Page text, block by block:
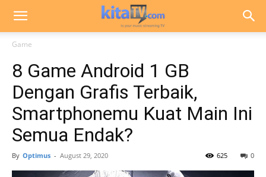
Game
8 Game Android 1 GB
Dengan Grafis Terbaik,
Smartphonemu Kuat Main Ini
Semua Endak?
By Optimus - August 29, 2020 0
625